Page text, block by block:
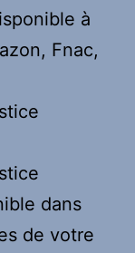
à
Fnac,
dans
de votre